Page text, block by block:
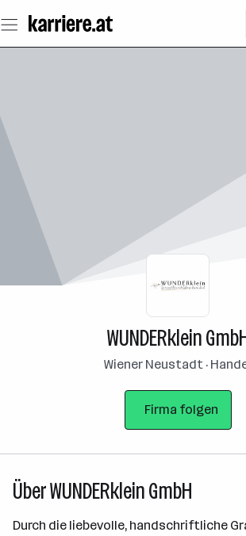
Seiteninhalt
springen
WUNDERklein
Wiener Neustadt ·
Firma folgen
Über WUNDERklein GmbH
Durch die liebevolle, handschriftliche